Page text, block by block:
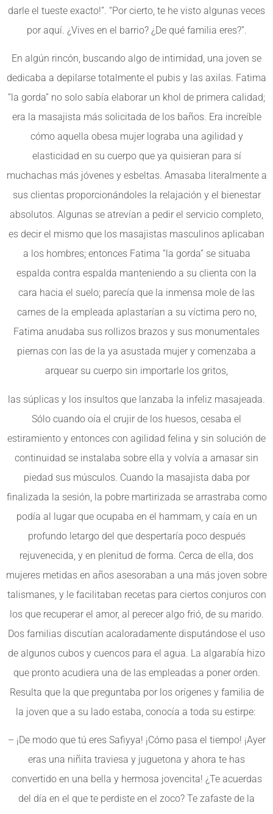
darle el tueste exacto!”. “Por cierto, te he visto algunas veces
por aquí. ¿Vives en el barrio? ¿De qué familia eres?”.
En algún rincón, buscando algo de intimidad, una joven se
dedicaba a depilarse totalmente el pubis y las axilas. Fatima
“la gorda” no solo sabía elaborar un khol de primera calidad;
era la masajista más solicitada de los baños. Era increíble
cómo aquella obesa mujer lograba una agilidad y
elasticidad en su cuerpo que ya quisieran para sí
muchachas más jóvenes y esbeltas. Amasaba literalmente a
sus clientas proporcionándoles la relajación y el bienestar
absolutos. Algunas se atrevían a pedir el servicio completo,
es decir el mismo que los masajistas masculinos aplicaban
a los hombres; entonces Fatima “la gorda” se situaba
espalda contra espalda manteniendo a su clienta con la
cara hacia el suelo; parecía que la inmensa mole de las
carnes de la empleada aplastarían a su víctima pero no,
Fatima anudaba sus rollizos brazos y sus monumentales
piernas con las de la ya asustada mujer y comenzaba a
arquear su cuerpo sin importarle los gritos,
las súplicas y los insultos que lanzaba la infeliz masajeada.
Sólo cuando oía el crujir de los huesos, cesaba el
estiramiento y entonces con agilidad felina y sin solución de
continuidad se instalaba sobre ella y volvía a amasar sin
piedad sus músculos. Cuando la masajista daba por
finalizada la sesión, la pobre martirizada se arrastraba como
podía al lugar que ocupaba en el hammam, y caía en un
profundo letargo del que despertaría poco después
rejuvenecida, y en plenitud de forma. Cerca de ella, dos
mujeres metidas en años asesoraban a una más joven sobre
talismanes, y le facilitaban recetas para ciertos conjuros con
los que recuperar el amor, al perecer algo frió, de su marido.
Dos familias discutían acaloradamente disputándose el uso
de algunos cubos y cuencos para el agua. La algarabía hizo
que pronto acudiera una de las empleadas a poner orden.
Resulta que la que preguntaba por los orígenes y familia de
la joven que a su lado estaba, conocía a toda su estirpe:
– ¡De modo que tú eres Safiyya! ¡Cómo pasa el tiempo! ¡Ayer
eras una niñita traviesa y juguetona y ahora te has
convertido en una bella y hermosa jovencita! ¿Te acuerdas
del día en el que te perdiste en el zoco? Te zafaste de la